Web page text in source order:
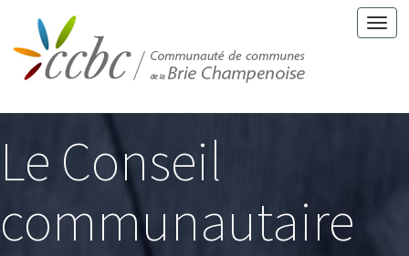
Le Conseil
communautaire